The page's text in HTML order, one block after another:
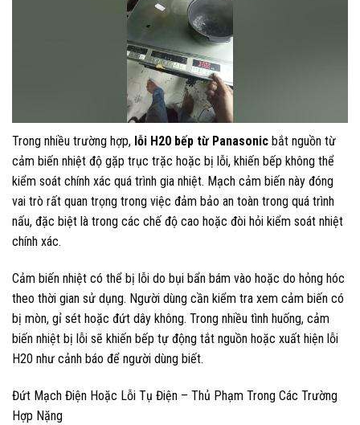
Trong nhiều trường hợp, lỗi H20 bếp từ Panasonic bắt nguồn từ
cảm biến nhiệt độ gặp trục trặc hoặc bị lỗi, khiến bếp không thể
kiểm soát chính xác quá trình gia nhiệt. Mạch cảm biến này đóng
vai trò rất quan trọng trong việc đảm bảo an toàn trong quá trình
nấu, đặc biệt là trong các chế độ cao hoặc đòi hỏi kiểm soát nhiệt
chính xác.
Cảm biến nhiệt có thể bị lỗi do bụi bẩn bám vào hoặc do hỏng hóc
theo thời gian sử dụng. Người dùng cần kiểm tra xem cảm biến có
bị mòn, gỉ sét hoặc đứt dây không. Trong nhiều tình huống, cảm
biến nhiệt bị lỗi sẽ khiến bếp tự động tắt nguồn hoặc xuất hiện lỗi
H20 như cảnh báo để người dùng biết.
Đứt Mạch Điện Hoặc Lỗi Tụ Điện – Thủ Phạm Trong Các Trường
Hợp Nặng